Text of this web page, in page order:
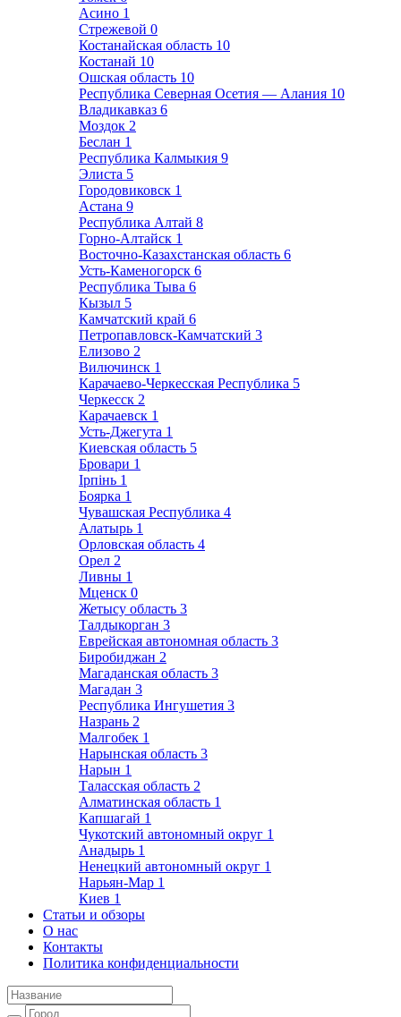
Асино 1
Стрежевой 0
Костанайская область 10
Костанай 10
Ошская область 10
Республика Северная Осетия — Алания 10
Владикавказ 6
Моздок 2
Беслан 1
Республика Калмыкия 9
Элиста 5
Городовиковск 1
Астана 9
Республика Алтай 8
Горно-Алтайск 1
Восточно-Казахстанская область 6
Усть-Каменогорск 6
Республика Тыва 6
Кызыл 5
Камчатский край 6
Петропавловск-Камчатский 3
Елизово 2
Вилючинск 1
Карачаево-Черкесская Республика 5
Черкесск 2
Карачаевск 1
Усть-Джегута 1
Киевская область 5
Бровари 1
Ірпінь 1
Боярка 1
Чувашская Республика 4
Алатырь 1
Орловская область 4
Орел 2
Ливны 1
Мценск 0
Жетысу область 3
Талдыкорган 3
Еврейская автономная область 3
Биробиджан 2
Магаданская область 3
Магадан 3
Республика Ингушетия 3
Назрань 2
Малгобек 1
Нарынская область 3
Нарын 1
Таласская область 2
Алматинская область 1
Капшагай 1
Чукотский автономный округ 1
Анадырь 1
Ненецкий автономный округ 1
Нарьян-Мар 1
Киев 1
Статьи и обзоры
О нас
Контакты
Политика конфиденциальности